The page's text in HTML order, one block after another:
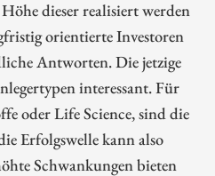
dieser realisiert werden
orientierte Investoren
Antworten. Die jetzige
interessant. Für
oder Life Science, sind die
Erfolgswelle kann also
Schwankungen bieten